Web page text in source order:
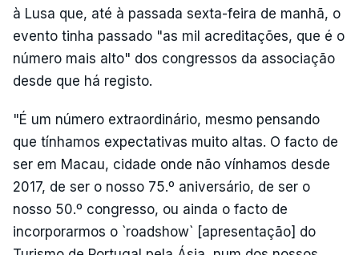
à Lusa que, até à passada sexta-feira de manhã, o
evento tinha passado "as mil acreditações, que é o
número mais alto" dos congressos da associação
desde que há registo.
"É um número extraordinário, mesmo pensando
que tínhamos expectativas muito altas. O facto de
ser em Macau, cidade onde não vínhamos desde
2017, de ser o nosso 75.º aniversário, de ser o
nosso 50.º congresso, ou ainda o facto de
incorporarmos o `roadshow` [apresentação] do